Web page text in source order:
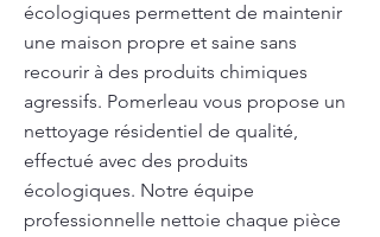
écologiques permettent de maintenir
une maison propre et saine sans
recourir à des produits chimiques
agressifs. Pomerleau vous propose un
nettoyage résidentiel de qualité,
effectué avec des produits
écologiques. Notre équipe
professionnelle nettoie chaque pièce